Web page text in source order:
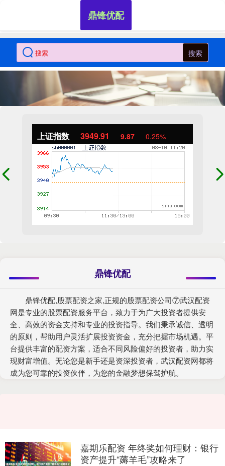
搜索
上证指数 3949.89 9.85 0.25%
鼎锋优配
鼎锋优配,股票配资之家,正规的股票配资公司⑦武汉配资
网是专业的股票配资服务平台，致力于为广大投资者提供安
全、高效的资金支持和专业的投资指导。我们秉承诚信、透明
的原则，帮助用户灵活扩展投资资金，充分把握市场机遇。平
台提供丰富的配资方案，适合不同风险偏好的投资者，助力实
现财富增值。无论您是新手还是资深投资者，武汉配资网都将
成为您可靠的投资伙伴，为您的金融梦想保驾护航。
鼎锋优配
嘉期乐配资 年终奖如何理财：银行
资产提升“薅羊毛”攻略来了